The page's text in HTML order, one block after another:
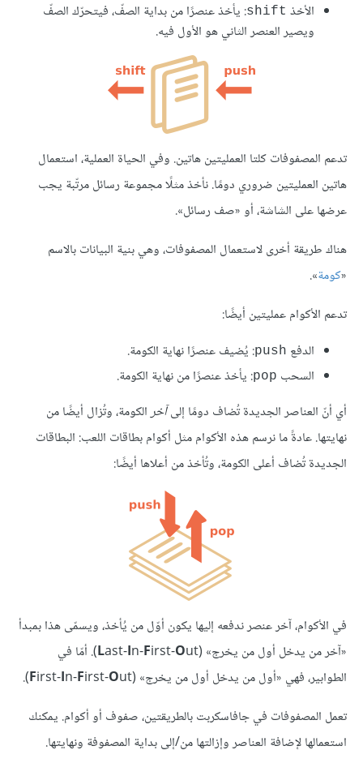
الأخذ shift: يأخذ عنصرًا من بداية الصفّ، فيتحرّك الصفّ
ويصير العنصر الثاني هو الأول فيه.
تدعم المصفوفات كلتا العمليتين هاتين. وفي الحياة العملية، استعمال
هاتين العمليتين ضروري دومًا. نأخذ مثلًا مجموعة رسائل مرتّبة يجب
عرضها على الشاشة، أو «صف رسائل».
هناك طريقة أخرى لاستعمال المصفوفات، وهي بنية البيانات بالاسم
«كومة».
تدعم الأكوام عمليتين أيضًا:
الدفع push: يُضيف عنصرًا نهاية الكومة.
السحب pop: يأخذ عنصرًا من نهاية الكومة.
أي أنّ العناصر الجديدة تُضاف دومًا إلىآخرالكومة، وتُزال أيضًا من
نهايتها. عادةً ما نرسم هذه الأكوام مثل أكوام بطاقات اللعب: البطاقات
الجديدة تُضاف أعلى الكومة، وتُأخذ من أعلاها أيضًا:
في الأكوام، آخر عنصر ندفعه إليها يكون أوّل من يُأخذ، ويسمّى هذا بمبدأ
«آخر من يدخل أول من يخرج» (
Last-In-First-O
ut). أمّا في
الطوابير، فهي «أول من يدخل أول من يخرج» (
First-In-First-Out).
تعمل المصفوفات في جافاسكربت بالطريقتين، صفوف أو أكوام. يمكنك
استعمالها لإضافة العناصر وإزالتها من/إلى بداية المصفوفة ونهايتها.